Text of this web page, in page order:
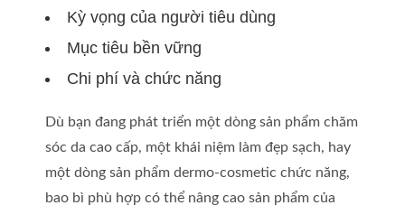
Kỳ vọng của người tiêu dùng
Mục tiêu bền vững
Chi phí và chức năng
Dù bạn đang phát triển một dòng sản phẩm chăm
sóc da cao cấp, một khái niệm làm đẹp sạch, hay
một dòng sản phẩm dermo-cosmetic chức năng,
bao bì phù hợp có thể nâng cao sản phẩm của